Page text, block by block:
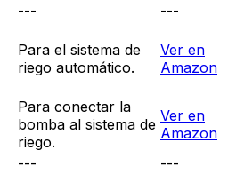
---
---
Para el sistema de
riego automático.
Ver en
Amazon
Para conectar la
bomba al sistema de
riego.
Ver en
Amazon
---
---